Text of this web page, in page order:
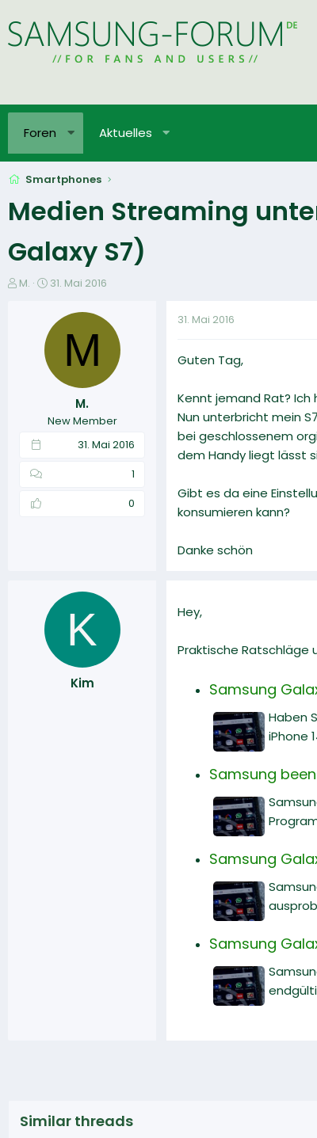
Foren Aktuelles
Smartphones
Medien Streaming
Galaxy S7)
E
M.
E
t
l
m
31. Mai 2016
M
M.
New Member
31. Mai 2016
1
0
31. Mai 2016
Guten Tag,
Kennt jemand Rat?
Nun unterbricht mein
bei geschlossenem
dem Handy liegt lässt
Gibt es da eine
konsumieren kann?
Danke schön
K
Kim
Hey,
Praktische Ratschläge
Samsung
Haben
iPhone
Samsung
Samsung
Samsung
Similar threads